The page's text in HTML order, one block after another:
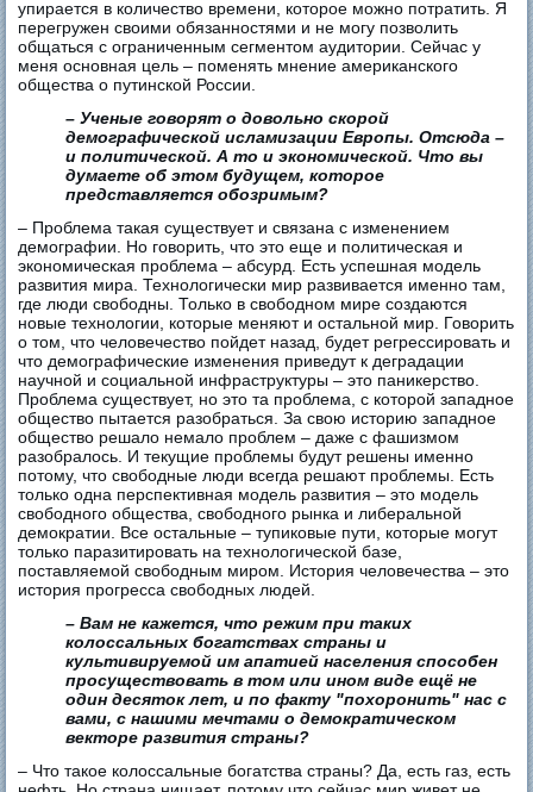
упирается в количество времени, которое можно потратить. Я
перегружен своими обязанностями и не могу позволить
общаться с ограниченным сегментом аудитории. Сейчас у
меня основная цель – поменять мнение американского
общества о путинской России.
– Ученые говорят о довольно скорой
демографической исламизации Европы. Отсюда –
и политической. А то и экономической. Что вы
думаете об этом будущем, которое
представляется обозримым?
– Проблема такая существует и связана с изменением
демографии. Но говорить, что это еще и политическая и
экономическая проблема – абсурд. Есть успешная модель
развития мира. Технологически мир развивается именно там,
где люди свободны. Только в свободном мире создаются
новые технологии, которые меняют и остальной мир. Говорить
о том, что человечество пойдет назад, будет регрессировать и
что демографические изменения приведут к деградации
научной и социальной инфраструктуры – это паникерство.
Проблема существует, но это та проблема, с которой западное
общество пытается разобраться. За свою историю западное
общество решало немало проблем – даже с фашизмом
разобралось. И текущие проблемы будут решены именно
потому, что свободные люди всегда решают проблемы. Есть
только одна перспективная модель развития – это модель
свободного общества, свободного рынка и либеральной
демократии. Все остальные – тупиковые пути, которые могут
только паразитировать на технологической базе,
поставляемой свободным миром. История человечества – это
история прогресса свободных людей.
– Вам не кажется, что режим при таких
колоссальных богатствах страны и
культивируемой им апатией населения способен
просуществовать в том или ином виде ещё не
один десяток лет, и по факту "похоронить" нас с
вами, с нашими мечтами о демократическом
векторе развития страны?
– Что такое колоссальные богатства страны? Да, есть газ, есть